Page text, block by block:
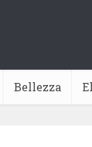
Bellezza